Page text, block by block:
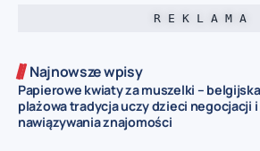
R E K L A M A
Najnowsze wpisy
Papierowe kwiaty za muszelki – belgijska
plażowa tradycja uczy dzieci negocjacji i
nawiązywania znajomości